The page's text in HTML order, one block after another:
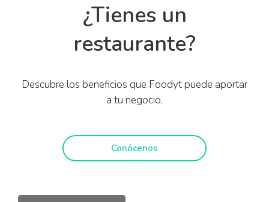
¿Tienes un
restaurante?
Descubre los beneficios que Foodyt puede aportar
a tu negocio.
Conócenos